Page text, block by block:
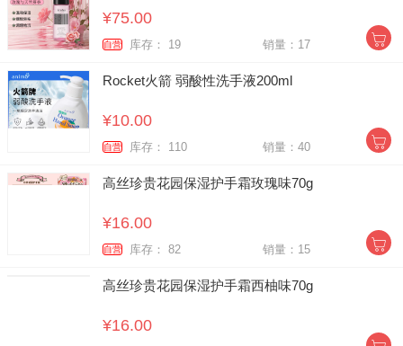
¥75.00
自营 库存： 19 销量：17
Rocket火箭 弱酸性洗手液200ml
¥10.00
自营 库存： 110 销量：40
高丝珍贵花园保湿护手霜玫瑰味70g
¥16.00
自营 库存： 82 销量：15
高丝珍贵花园保湿护手霜西柚味70g
¥16.00